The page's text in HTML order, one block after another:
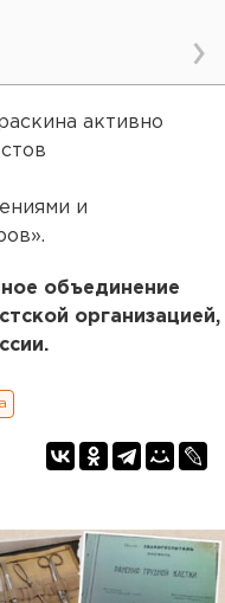
активно
и
объединение
организацией,